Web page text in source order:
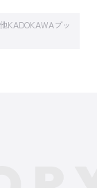
KADOKAWAブッ